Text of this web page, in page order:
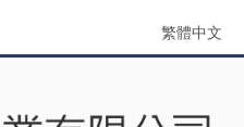
繁體中文